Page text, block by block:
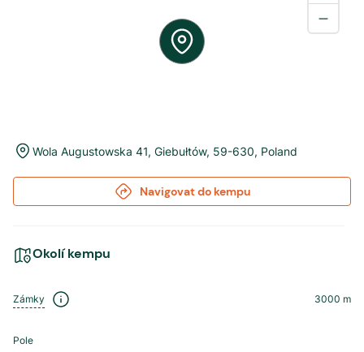
Wola Augustowska 41, Giebułtów, 59-630, Poland
Navigovat do kempu
Okolí kempu
Zámky 3000 m
Pole